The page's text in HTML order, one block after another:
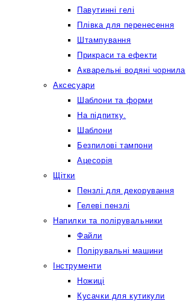
Павутинні гелі
Плівка для перенесення
Штампування
Прикраси та ефекти
Акварельні водяні чорнила
Аксесуари
Шаблони та форми
На підпитку.
Шаблони
Безпилові тампони
Ацесорія
Щітки
Пензлі для декорування
Гелеві пензлі
Напилки та полірувальники
Файли
Полірувальні машини
Інструменти
Ножиці
Кусачки для кутикули